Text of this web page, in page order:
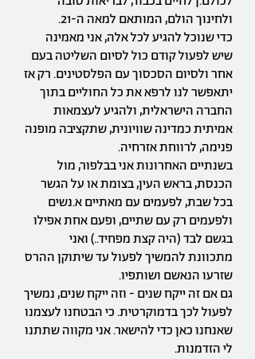
ולחינוך הולם, המותאם למאה ה-21.
כדי שנוכל להגיע לכל אלה, אני מאמינה
שיש לפעול קודם כול לסיום השליטה בעם
אחר ולסיום הסכסוך עם הפלסטינים. רק אז
יתאפשר לנו לרפא את כל החוליים בתוך
החברה הישראלית, ולהגיע לעצמאות
אמיתית כמדינה שוויונית, שתקציבה מופנה
פנימה, לרווחת אזרחיה.
בשנתיים האחרונות אני בבלפור, מול
הכנסת, בראש העין, בצומת או על הגשר
בכל שבת, לפעמים עם מאתיים א.נשים
ולפעמים רק עם שתיים, ופעם אחת אפילו
בגשם לבד (היה קצת מפחיד..) ואני
מתכוונת להמשיך לפעול עד שיתוקן ההרס
שזרעו הנאשם ושותפיו.
גם אם זה ייקח שנים - וזה ייקח שנים, נמשיך
לפעול לכך בדמוקרטית. כי הבטחנו לעצמנו
שאנחנו כאן כדי להישאר. אני מקווה שתתנו
לי הזדמנות.